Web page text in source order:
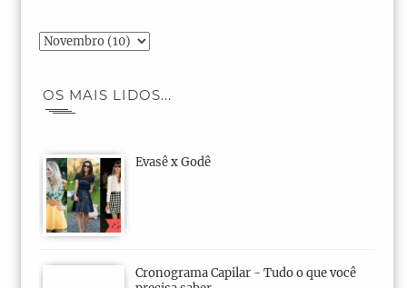
OS MAIS LIDOS...
Evasê x Godê
Cronograma Capilar - Tudo o que você